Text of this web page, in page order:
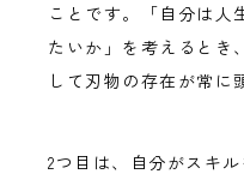
ことです。「自分は人
たいか」を考えるとき
して刃物の存在が常に
2つ目は、自分がスキ